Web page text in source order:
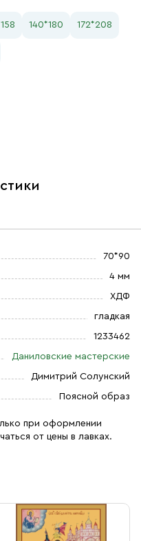
140*180 172*208
70*90
4 мм
ХДФ
гладкая
1233462
Даниловские мастерские
Димитрий Солунский
Поясной образ
при оформлении
от цены в лавках.